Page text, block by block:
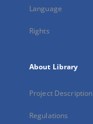
Language
Rights
About Library
Project Description
Regulations